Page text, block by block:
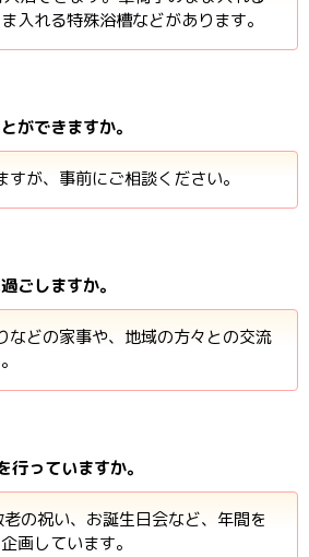
入れる特殊浴槽などがあります。
ができますか。
が、事前にご相談ください。
ごしますか。
などの家事や、地域の方々との交流
っていますか。
の祝い、お誕生日会など、年間を
画しています。